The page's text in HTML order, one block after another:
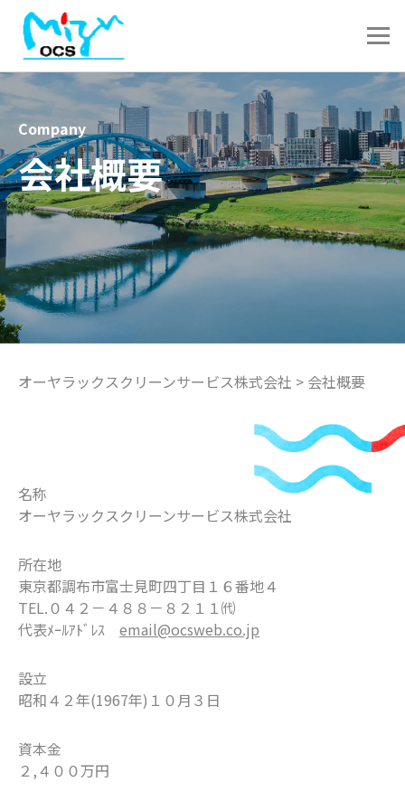
Company
会社概要
オーヤラックスクリーンサービス株式会社 > 会社概要
名称
オーヤラックスクリーンサービス株式会社
所在地
東京都調布市富士見町四丁目１６番地４
TEL.０４２－４８８－８２１１㈹
代表ﾒｰﾙｱﾄﾞﾚｽ email@ocsweb.co.jp
設立
昭和４２年(1967年)１０月３日
資本金
２,４００万円